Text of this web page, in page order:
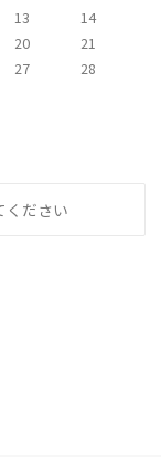
13
14
20
21
27 28